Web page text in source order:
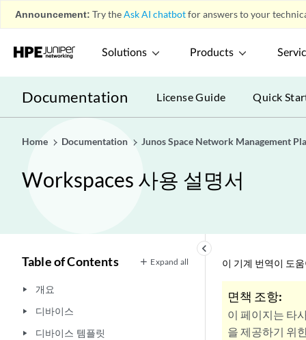
Announcement: Try theAsk AI chatbotfor answers to your
Solutions Products
Documentation License Guide Quick
Home Documentation Junos Space Network Management
Workspaces 사용 설명서
keyboard_arrow_left
Table of Contents Expand all
play_arrow 개요
play_arrow 디바이스
play_arrow 디바이스 템플릿
이 기계 번역이 도
면책 조항:
이 페이지는 타
을 제공하기 위